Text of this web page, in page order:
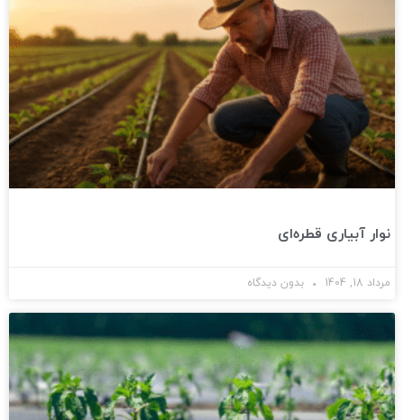
نوار آبیاری قطره‌ای
مرداد 18, 1404 بدون دیدگاه